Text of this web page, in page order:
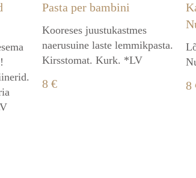
Pasta per bambini
Kooreses juustukastmes
naerusuine laste lemmikpasta.
Kirsstomat. Kurk. *LV
8 € 8